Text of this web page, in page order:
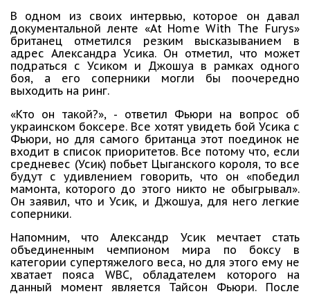
В одном из своих интервью, которое он давал
документальной ленте «At Home With The Furys»
британец отметился резким высказыванием в
адрес Александра Усика. Он отметил, что может
подраться с Усиком и Джошуа в рамках одного
боя, а его соперники могли бы поочередно
выходить на ринг.
«Кто он такой?», - ответил Фьюри на вопрос об
украинском боксере. Все хотят увидеть бой Усика с
Фьюри, но для самого британца этот поединок не
входит в список приоритетов. Все потому что, если
средневес (Усик) побьет Цыганского короля, то все
будут с удивлением говорить, что он «победил
мамонта, которого до этого никто не обыгрывал».
Он заявил, что и Усик, и Джошуа, для него легкие
соперники.
Напомним, что Александр Усик мечтает стать
объединенным чемпионом мира по боксу в
категории супертяжелого веса, но для этого ему не
хватает пояса WBC, обладателем которого на
данный момент является Тайсон Фьюри. После